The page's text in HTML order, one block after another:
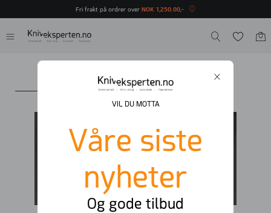
VIL DU MOTTA
Våre siste
nyheter
Og gode tilbud
Fri frakt på ordrer over NOK 1 250 00,-